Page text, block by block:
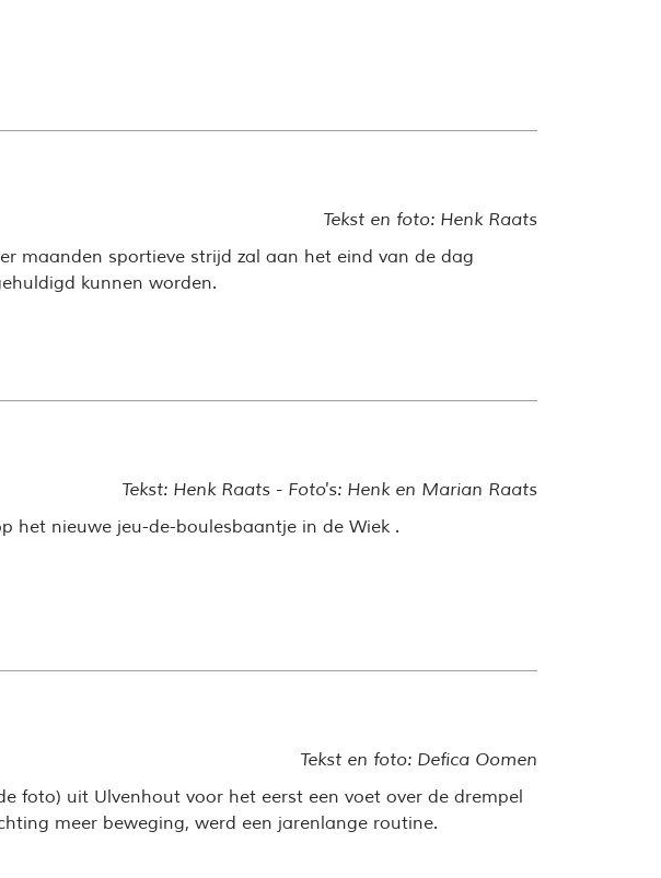
Tekst en foto: Henk Raats
maanden sportieve strijd zal aan het eind van de dag
kunnen worden.
Tekst: Henk Raats - Foto's: Henk en Marian Raats
het nieuwe jeu-de-boulesbaantje in de Wiek .
Tekst en foto: Defica Oomen
foto) uit Ulvenhout voor het eerst een voet over de drempel
meer beweging, werd een jarenlange routine.